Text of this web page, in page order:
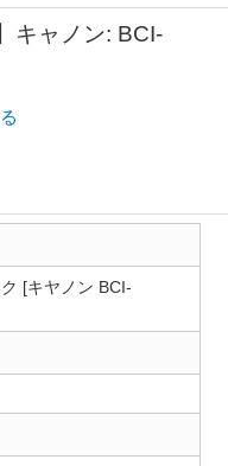
キャノン: BCI-
[キヤノン BCI-